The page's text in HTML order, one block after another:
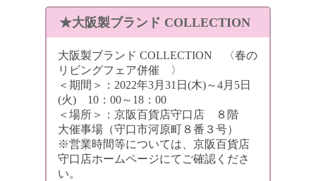
★大阪製ブランド COLLECTION
大阪製ブランド COLLECTION 〈春の
リビングフェア併催 〉
＜期間＞：2022年3月31日(木)～4月5日
(火) 10：00～18：00
＜場所＞：京阪百貨店守口店 ８階
大催事場（守口市河原町８番３号）
※営業時間等については、 京阪百貨店
守口店ホームページにてご確認くださ
い。